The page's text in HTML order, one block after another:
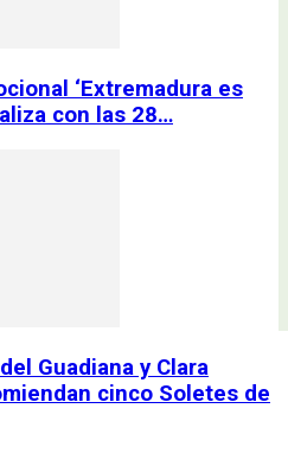
‘Extremadura es
con las 28…
Guadiana y Clara
cinco Soletes de